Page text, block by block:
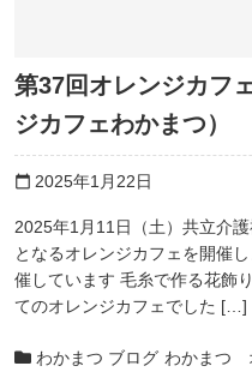
第37回オレンジカフ
ジカフェわかまつ）
calendar_today 2025年1月22日
2025年1月11日（土）共立介
となるオレンジカフェを開催
催しています 毛糸で作る花飾
てのオレンジカフェでした […]
わかまつ ブログ わかまつ